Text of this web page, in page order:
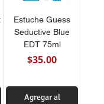
Estuche Guess
Seductive Blue
EDT 75ml
Precio
$35.00
Agregar al